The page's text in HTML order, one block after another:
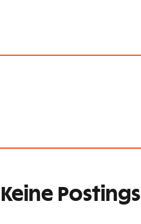
Keine Postings